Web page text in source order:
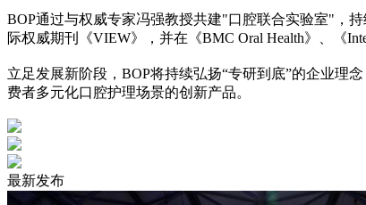
BOP通过与权威专家冯强教授共建"口腔联合实验室"，持
际权威期刊《VIEW》，并在《BMC Oral Health》、《
立足发展新阶段， BOP将持续弘扬“专研到底”的企业理
费者多元化口腔护理场景的创新产品。
最新发布